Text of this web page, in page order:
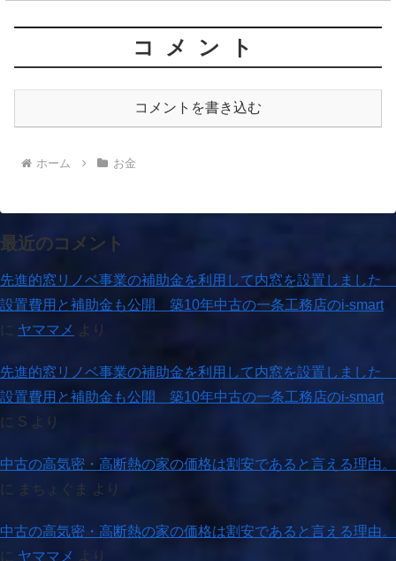
コメント
コメントを書き込む
ホーム お金
最近のコメント
先進的窓リノベ事業の補助金を利用して内窓を設置しました
設置費用と補助金も公開 築10年中古の一条工務店のi-smart
に ヤママメ より
先進的窓リノベ事業の補助金を利用して内窓を設置しました
設置費用と補助金も公開 築10年中古の一条工務店のi-smart
に S より
中古の高気密・高断熱の家の価格は割安であると言える理由。
に
まちょぐま より
中古の高気密・高断熱の家の価格は割安であると言える理由。
に ヤママメ より